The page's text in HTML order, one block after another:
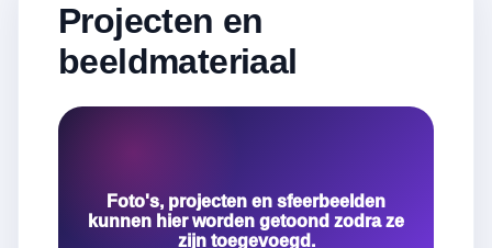
Projecten en
beeldmateriaal
Foto's, projecten en sfeerbeelden
kunnen hier worden getoond zodra ze
zijn toegevoegd.